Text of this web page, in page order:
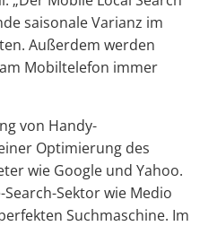
saisonale Varianz im
Außerdem werden
Mobiltelefon immer
von Handy-
Optimierung des
wie Google und Yahoo.
Sektor wie Medio
Suchmaschine. Im